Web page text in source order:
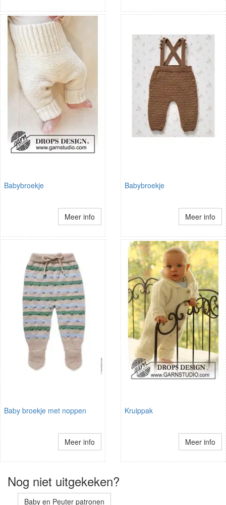
Babybroekje
Meer info
Babybroekje
Meer info
Baby broekje met noppen
Meer info
Kruippak
Meer info
Nog niet uitgekeken?
Baby en Peuter patronen